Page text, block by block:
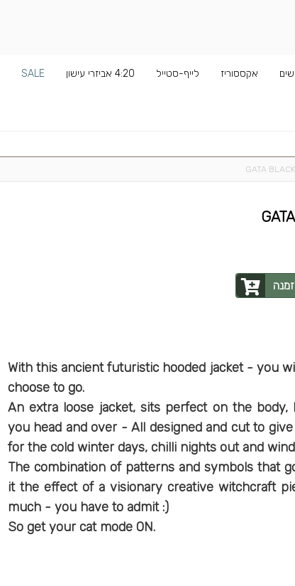
אקססוריז לייף-סטייל 4:20 אביזרי עישון SALE
With this ancient futuristic hooded jacket - you
choose to go.
An extra loose jacket, sits perfect on the
you head and over - All designed and cut to
for the cold winter days, chilli nights out and
The combination of patterns and symbols that
it the effect of a visionary creative witchcraft
much - you have to admit :)
So get your cat mode ON.